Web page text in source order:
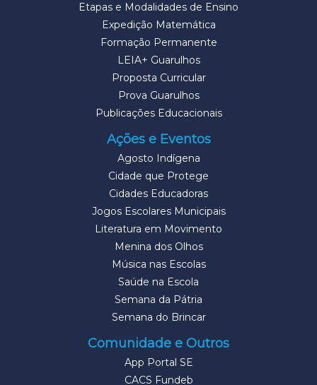
Etapas e Modalidades de Ensino
Expedição Matemática
Formação Permanente
LEIA+ Guarulhos
Proposta Curricular
Prova Guarulhos
Publicações Educacionais
Ações e Eventos
Agosto Indígena
Cidade que Protege
Cidades Educadoras
Jogos Escolares Municipais
Literatura em Movimento
Menina dos Olhos
Música nas Escolas
Saúde na Escola
Semana da Pátria
Semana do Brincar
Comunidade e Outros
App Portal SE
CACS Fundeb